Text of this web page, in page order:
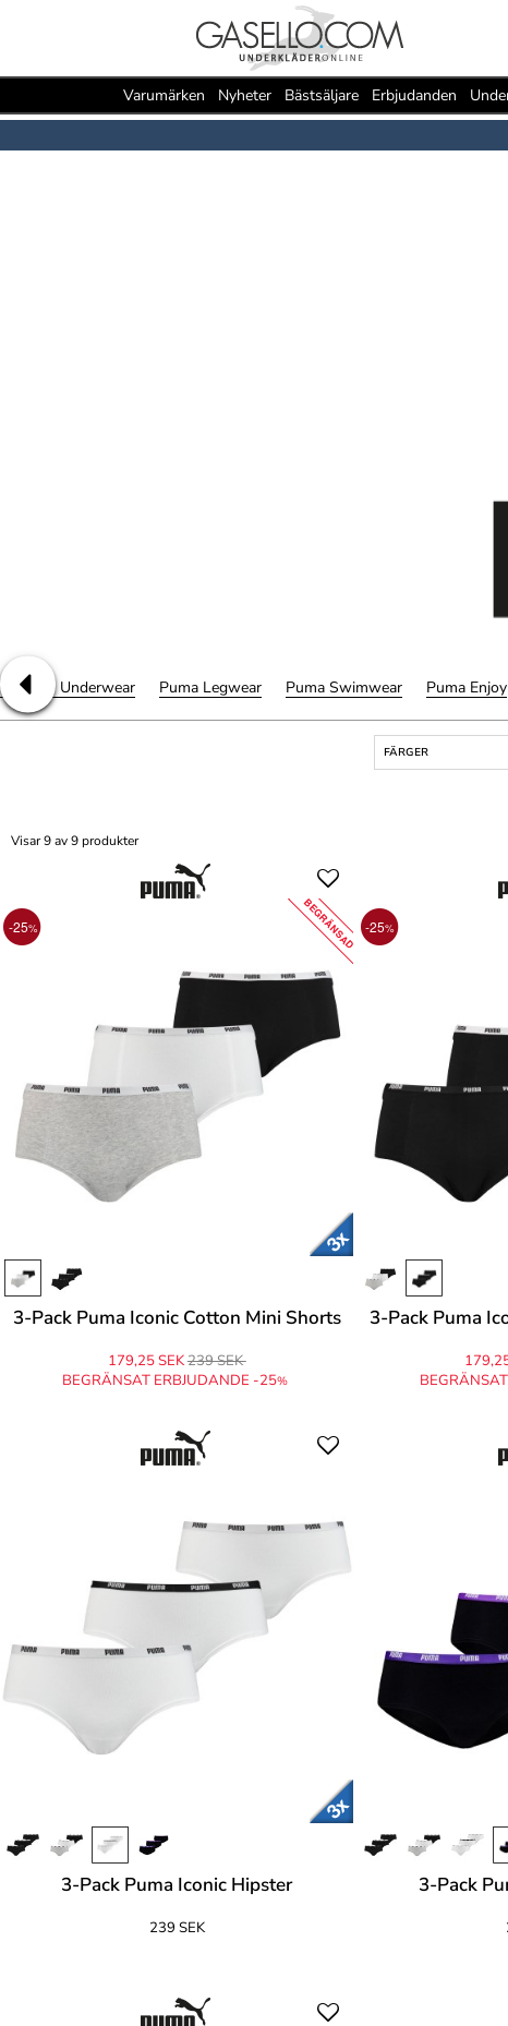
Varumärken Nyheter Bästsäljare Erbjudanden
Underwear Puma Legwear Puma Swimwear Puma Enjoy
FÄRGER
Visar 9 av 9 produkter
-25% BEGRÄNSAD
3-Pack Puma Iconic Cotton Mini Shorts
179,25 SEK239 SEK
BEGRÄNSAT ERBJUDANDE -25%
-25%
3-Pack Puma
3-Pack Puma Iconic Hipster
239 SEK
3-Pack